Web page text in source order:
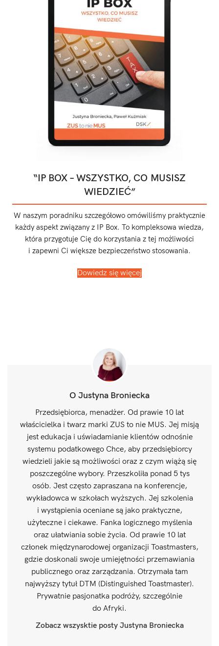
“IP BOX – WSZYSTKO, CO MUSISZ
WIEDZIEĆ”
W naszym poradniku szczegółowo omówiliśmy praktycznie
każdy aspekt związany z IP Box. To kompleksowa wiedza,
która przygotuje Cię do korzystania z tej możliwości
i zapewni Ci większe bezpieczeństwo stosowania.
Dowiedz się więcej
O Justyna Broniecka
Przedsiębiorca, menadżer. Od prawie 10 lat
właścicielka i twarz marki ZUS to nie MUS. Jej misją
jest edukacja i uświadamianie klientów odnośnie
systemu podatkowego Chce, aby przedsiębiorcy
wiedzieli jakie są możliwości oraz z czym wiążą się
poszczególne wybory. Przeszkoliła ponad 5 tys
osób. Jest często zapraszana na konferencje,
wykładowca w szkołach wyższych. Jej szkolenia
i wystąpienia oceniane są jako praktyczne,
użyteczne i ciekawe. Fanka logicznego myślenia
oraz ułatwiania sobie życia. Od prawie 10 lat
członek międzynarodowej organizacji Toastmasters,
gdzie doskonali swoje umiejętności przemawiania
publicznego oraz zarządzania. Otrzymała tam
najwyższy tytuł DTM (Distinguished Toastmaster).
Prywatnie pasjonatka podróży, szczególnie
do Afryki.
Zobacz wszysktie posty Justyna Broniecka